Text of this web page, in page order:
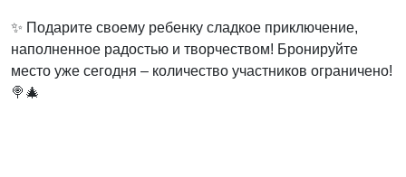
✨ Подарите своему ребенку сладкое приключение,
наполненное радостью и творчеством! Бронируйте
место уже сегодня – количество участников ограничено!
🍭🎄